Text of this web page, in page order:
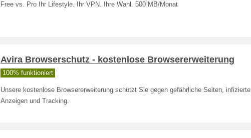
Free vs. Pro Ihr Lifestyle. Ihr VPN. Ihre Wahl. 500 MB/Monat
Avira Browserschutz - kostenlose Browsererweiterung
100% funktioniert
Unsere kostenlose Browsererweiterung schützt Sie gegen gefährliche Seiten, infizierte
Anzeigen und Tracking.